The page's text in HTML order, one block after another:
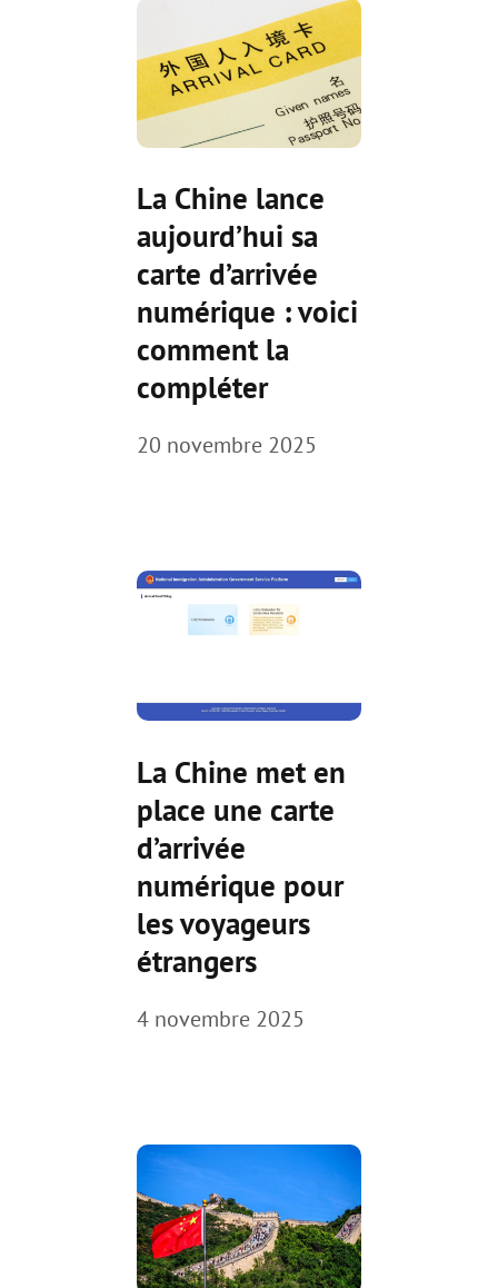
La Chine lance
aujourd’hui sa
carte d’arrivée
numérique : voici
comment la
compléter
20 novembre 2025
La Chine met en
place une carte
d’arrivée
numérique pour
les voyageurs
étrangers
4 novembre 2025